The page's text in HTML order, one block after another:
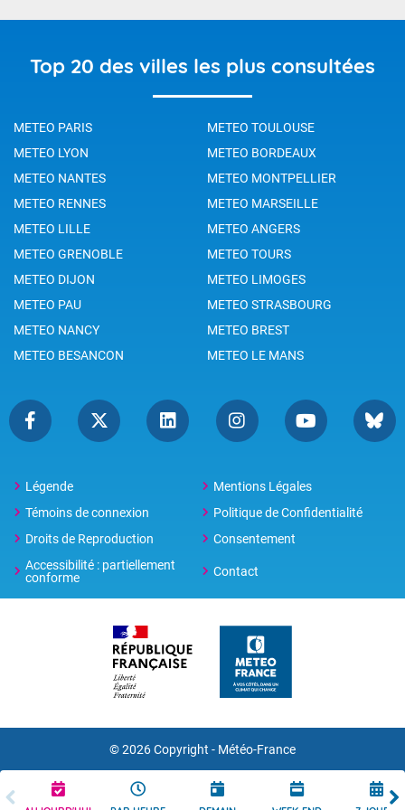
Top 20 des villes les plus consultées
METEO PARIS
METEO TOULOUSE
METEO LYON
METEO BORDEAUX
METEO NANTES
METEO MONTPELLIER
METEO RENNES
METEO MARSEILLE
METEO LILLE
METEO ANGERS
METEO GRENOBLE
METEO TOURS
METEO DIJON
METEO LIMOGES
METEO PAU
METEO STRASBOURG
METEO NANCY
METEO BREST
METEO BESANCON
METEO LE MANS
Légende
Mentions Légales
Témoins de connexion
Politique de Confidentialité
Droits de Reproduction
Consentement
Accessibilité : partiellement
conforme
Contact
© 2026 Copyright - Météo-France